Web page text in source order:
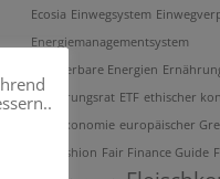
Ecosia Einwegsystem
Energiemanagementsystem
Erneuerbare Energien
Ernährungsrat ETF ethischer
EU-Taxonomie europäischer
fair fashion Fair Finance Guide